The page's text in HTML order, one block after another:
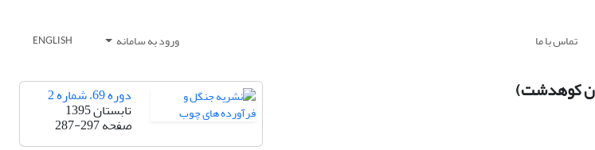
تماس با ما ورود به سامانه ENGLISH
کوهدشت) دوره 69، شماره 2
تابستان 1395
صفحه287-297